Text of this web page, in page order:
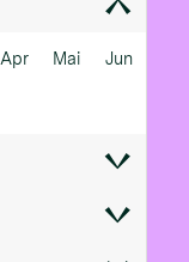
Apr Mai Jun